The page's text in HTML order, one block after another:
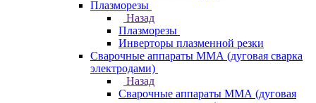
Плазморезы
Назад
Плазморезы
Инверторы плазменной резки
Сварочные аппараты ММА (дуговая сварка
электродами)
Назад
Сварочные аппараты ММА (дуговая